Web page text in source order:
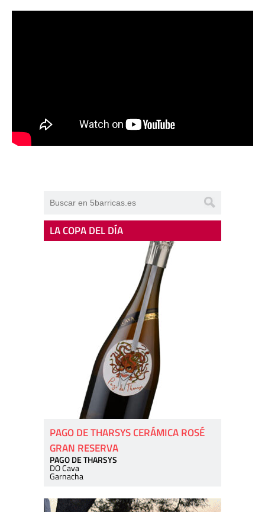
LA COPA DEL DÍA
PAGO DE THARSYS CERÁMICA ROSÉ
GRAN RESERVA
PAGO DE THARSYS
DO Cava
Garnacha